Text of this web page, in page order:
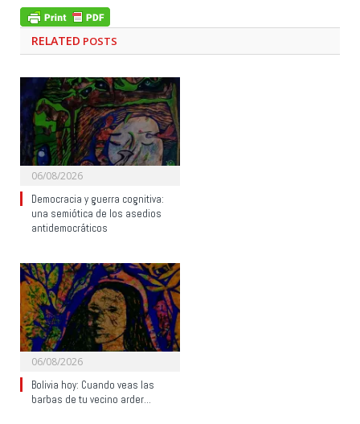
RELATED POSTS
06/08/2026
Democracia y guerra cognitiva:
una semiótica de los asedios
antidemocráticos
06/08/2026
Bolivia hoy: Cuando veas las
barbas de tu vecino arder…